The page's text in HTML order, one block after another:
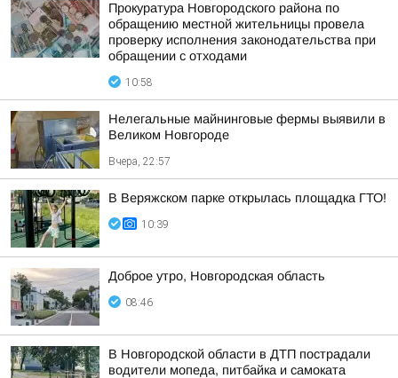
Прокуратура Новгородского района по
обращению местной жительницы провела
проверку исполнения законодательства при
обращении с отходами
10:58
Нелегальные майнинговые фермы выявили в
Великом Новгороде
Вчера, 22:57
В Веряжском парке открылась площадка ГТО!
10:39
Доброе утро, Новгородская область
08:46
В Новгородской области в ДТП пострадали
водители мопеда, питбайка и самоката